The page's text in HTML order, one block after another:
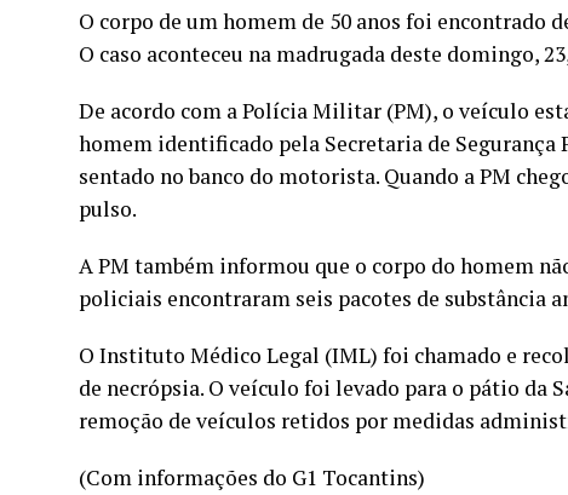
O corpo de um homem de 50 anos foi encontrado
O caso aconteceu na madrugada deste domingo,
De acordo com a Polícia Militar (PM), o veículo
homem identificado pela Secretaria de Segurança
sentado no banco do motorista. Quando a PM
pulso.
A PM também informou que o corpo do homem
policiais encontraram seis pacotes de substância
O Instituto Médico Legal (IML) foi chamado e
de necrópsia. O veículo foi levado para o pátio da
remoção de veículos retidos por medidas
(Com informações do G1 Tocantins)